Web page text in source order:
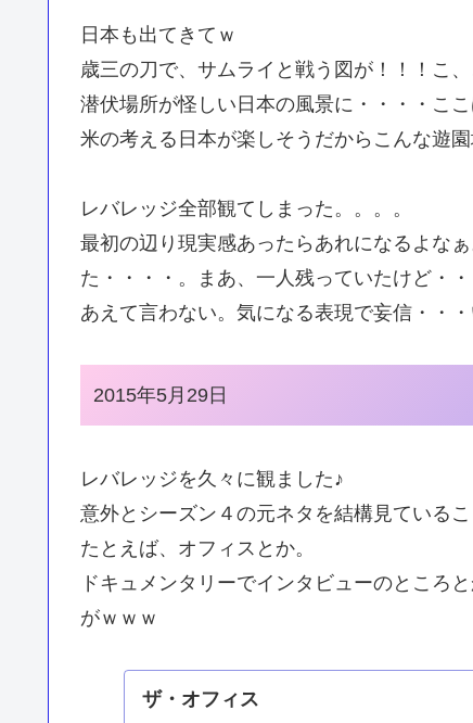
日本も出てきてｗ
歳三の刀で、サムライと戦う図が！！！こ
潜伏場所が怪しい日本の風景に・・・・こ
米の考える日本が楽しそうだからこんな遊
レバレッジ全部観てしまった。。。。
最初の辺り現実感あったらあれになるよな
た・・・・。まあ、一人残っていたけど・
あえて言わない。気になる表現で妄信・・
2015年5月29日
レバレッジを久々に観ました♪
意外とシーズン４の元ネタを結構見ている
たとえば、オフィスとか。
ドキュメンタリーでインタビューのところ
がｗｗｗ
ザ・オフィス